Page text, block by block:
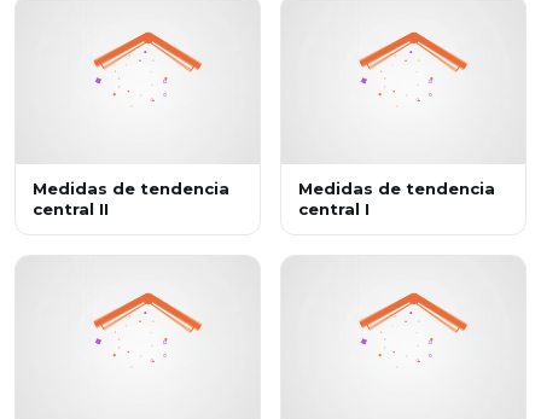
Medidas de tendencia
central II
Medidas de tendencia
central I